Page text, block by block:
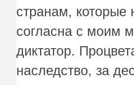
странам,
согласна с моим
диктатор.
наследство, за